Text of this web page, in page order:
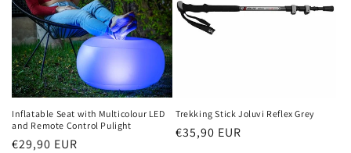
r
i
e
:
Inflatable Seat with Multicolour LED
and Remote Control Pulight
Normaler
€29,90 EUR
Trekking Stick Joluvi Reflex Grey
Normaler
€35,90 EUR